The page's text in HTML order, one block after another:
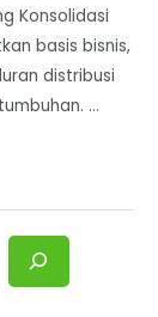
Konsolidasi
basis bisnis,
distribusi
…